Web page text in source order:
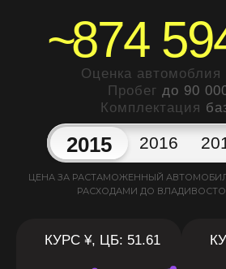
~874
Оценка автомоблия
Пробег до 90
Комплектация
2015 2016
ЦЕНА ЗА РАСТАМОЖЕННЫЙ
РАСХОДАМИ ДО
КУРС ¥, ЦБ: 51.61